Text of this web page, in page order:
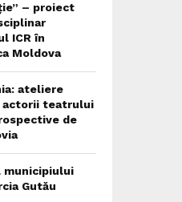
– proiect
ICR în
Moldova
ateliere
actorii teatrului
de
municipiului
Gutău